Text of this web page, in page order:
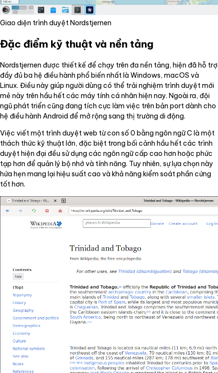
Giao diện trình duyệt Nordstjernen
Đặc điểm kỹ thuật và nền tảng
Nordstjernen được thiết kế để chạy trên đa nền tảng, hiện đã hỗ trợ
đầy đủ ba hệ điều hành phổ biến nhất là Windows, macOS và
Linux. Điều này giúp người dùng có thể trải nghiệm trình duyệt mới
mẻ này trên hầu hết các máy tính cá nhân hiện nay. Ngoài ra, đội
ngũ phát triển cũng đang tích cực làm việc trên bản port dành cho
hệ điều hành Android để mở rộng sang thị trường di động.
Việc viết một trình duyệt web từ con số 0 bằng ngôn ngữ C là một
thách thức kỹ thuật lớn, đặc biệt trong bối cảnh hầu hết các trình
duyệt hiện đại đều sử dụng các ngôn ngữ cấp cao hơn hoặc phức
tạp hơn để quản lý bộ nhớ và tính năng. Tuy nhiên, sự lựa chọn này
hứa hẹn mang lại hiệu suất cao và khả năng kiểm soát phần cứng
tốt hơn.